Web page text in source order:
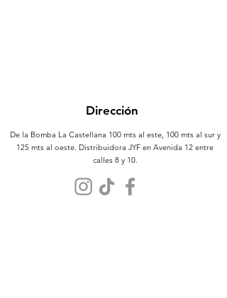
Dirección
De la Bomba La Castellana 100 mts al este, 100 mts al sur y
125 mts al oeste. Distribuidora JYF en Avenida 12 entre
calles 8 y 10.